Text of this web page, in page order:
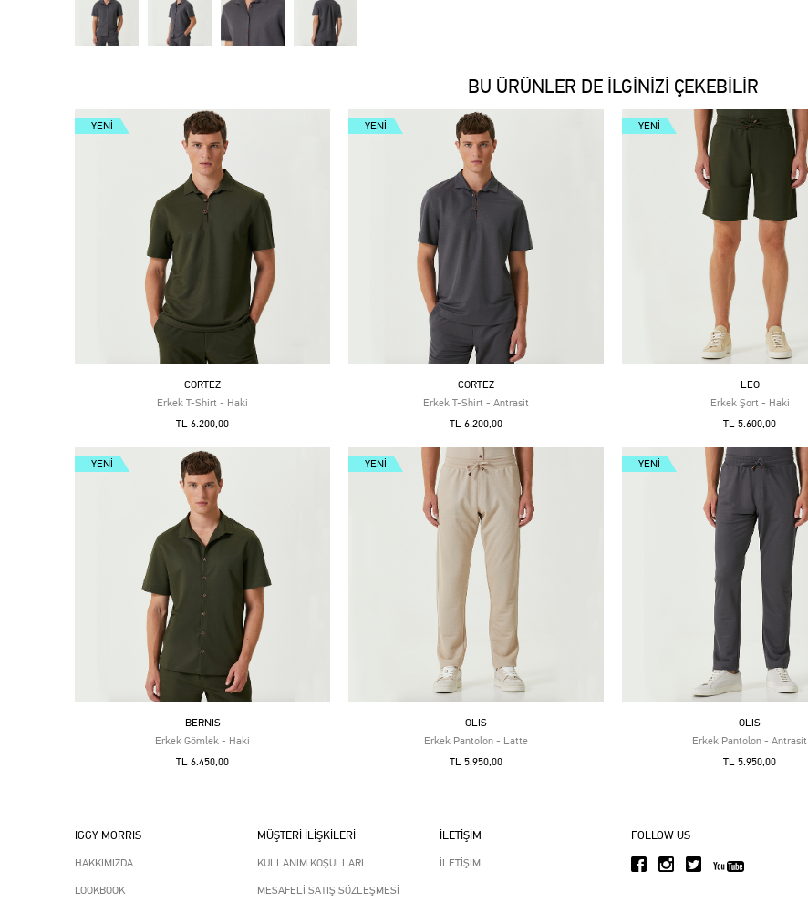
BU ÜRÜNLER DE İLGİNİZİ ÇEKEBİLİR
YENI
CORTEZ
Erkek T-Shirt - Haki
TL 6.200,00
YENI
CORTEZ
Erkek T-Shirt - Antrasit
TL 6.200,00
YENI
LEO
Erkek Şort - Haki
TL 5.600,00
YENI
BERNIS
Erkek Gömlek - Haki
TL 6.450,00
YENI
OLIS
Erkek Pantolon - Latte
TL 5.950,00
YENI
OLIS
Erkek Pantolon - Antrasit
TL 5.950,00
IGGY MORRIS
HAKKIMIZDA
LOOKBOOK
MÜŞTERİ İLİŞKİLERİ
KULLANIM KOŞULLARI
MESAFELİ SATIŞ SÖZLEŞMESİ
İLETİŞİM
İLETİŞİM
FOLLOW US